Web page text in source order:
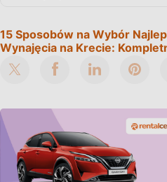
15 Sposobów na Wybór
Wynajęcia na Krecie: